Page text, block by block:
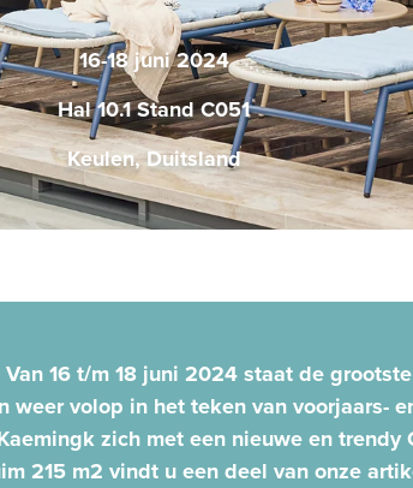
16-18 juni 2024
Hal 10.1 Stand C051
Keulen, Duitsland
16 t/m 18 juni 2024 staat de
weer volop in het teken van voorjaars-
zich met een nieuwe en trendy
215 m2 vindt u een deel van onze